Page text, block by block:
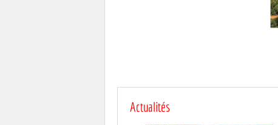
Actualités